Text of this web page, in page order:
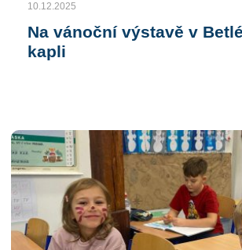
10.12.2025
Na vánoční výstavě v
kapli